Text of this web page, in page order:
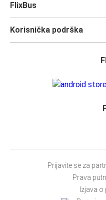
FlixBus
Korisnička podrška
Prijavite se za
Prava
Izjava